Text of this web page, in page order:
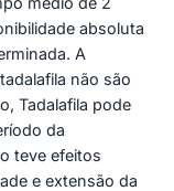
absoluta
A
não são
Tadalafila pode
da
teve efeitos
e extensão da